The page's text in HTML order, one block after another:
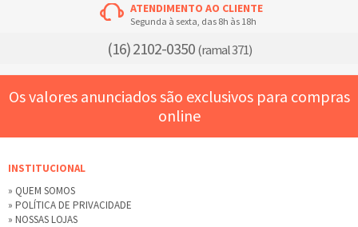
ATENDIMENTO AO CLIENTE
Segunda à sexta, das 8h às 18h
(16) 2102-0350(ramal 371)
Os valores anunciados são exclusivos para compras
online
INSTITUCIONAL
» QUEM SOMOS
» POLÍTICA DE PRIVACIDADE
» NOSSAS LOJAS